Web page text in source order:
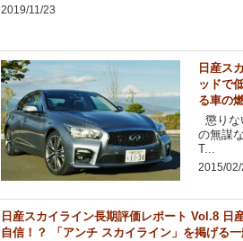
2019/11/23
日産ス
ッドで
る車の
懲りな
の無謀
T...
2015/02/
日産スカイライン長期評価レポート Vol.8 日
自信！？ 「アンチ スカイライン」を掲げる一